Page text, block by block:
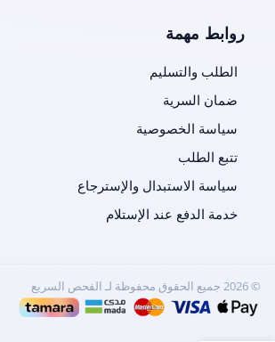
روابط مهمة
الطلب والتسليم
ضمان السرية
سياسة الخصوصية
تتبع الطلب
سياسة الاستبدال والإسترجاع
خدمة الدفع عند الإستلام
©
2026 جميع الحقوق محفوظة لـ الفحص السريع